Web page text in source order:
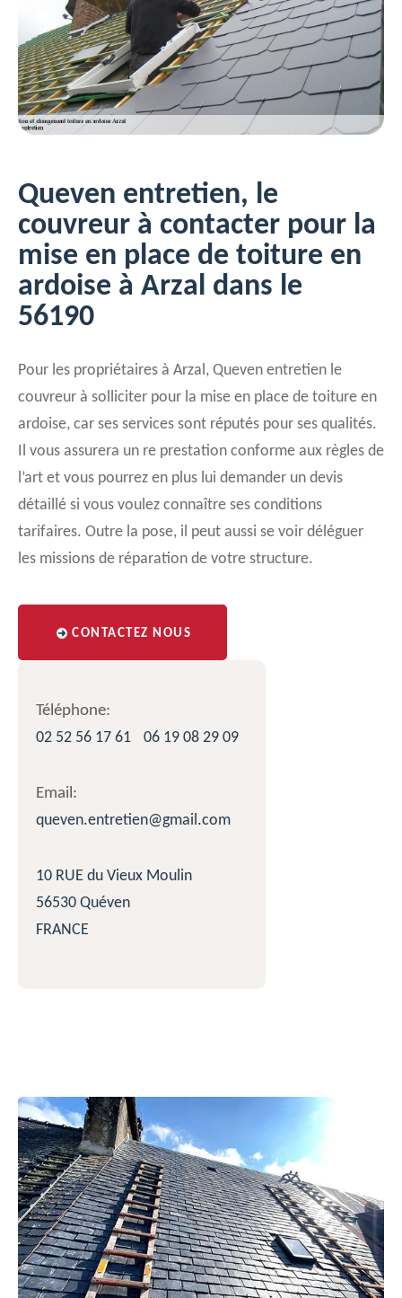
Queven entretien, le
couvreur à contacter pour la
mise en place de toiture en
ardoise à Arzal dans le
56190
Pour les propriétaires à Arzal, Queven entretien le
couvreur à solliciter pour la mise en place de toiture en
ardoise, car ses services sont réputés pour ses qualités.
Il vous assurera un re prestation conforme aux règles de
l’art et vous pourrez en plus lui demander un devis
détaillé si vous voulez connaître ses conditions
tarifaires. Outre la pose, il peut aussi se voir déléguer
les missions de réparation de votre structure.
CONTACTEZ NOUS
Téléphone:
02 52 56 17 61
06 19 08 29 09
Email:
queven.entretien@gmail.com
10 RUE du Vieux Moulin
56530 Quéven
FRANCE